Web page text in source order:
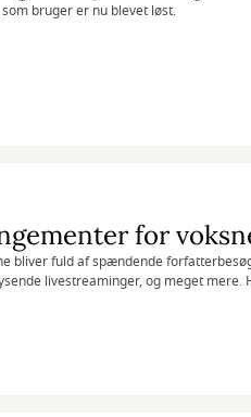
bruger er nu blevet løst.
for
bliver fuld af spændende
livestreaminger, og meget mere.